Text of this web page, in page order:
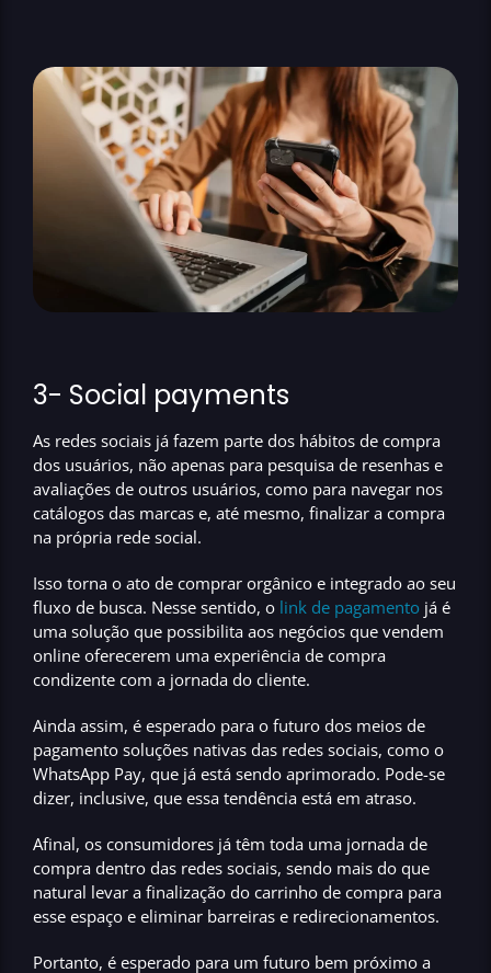
3- Social payments
As redes sociais já fazem parte dos hábitos de compra
dos usuários, não apenas para pesquisa de resenhas e
avaliações de outros usuários, como para navegar nos
catálogos das marcas e, até mesmo, finalizar a compra
na própria rede social.
Isso torna o ato de comprar orgânico e integrado ao seu
fluxo de busca. Nesse sentido, o link de pagamento já é
uma solução que possibilita aos negócios que vendem
online oferecerem uma experiência de compra
condizente com a jornada do cliente.
Ainda assim, é esperado para o futuro dos meios de
pagamento soluções nativas das redes sociais, como o
WhatsApp Pay, que já está sendo aprimorado. Pode-se
dizer, inclusive, que essa tendência está em atraso.
Afinal, os consumidores já têm toda uma jornada de
compra dentro das redes sociais, sendo mais do que
natural levar a finalização do carrinho de compra para
esse espaço e eliminar barreiras e redirecionamentos.
Portanto, é esperado para um futuro bem próximo a